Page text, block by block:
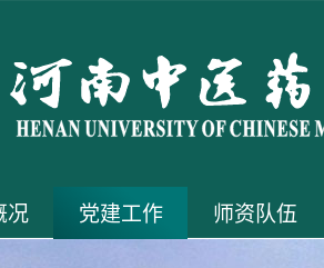
况 党建工作 师资队伍